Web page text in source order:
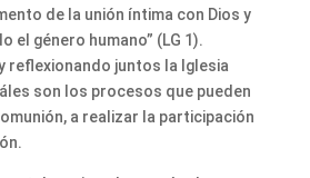
de la unión íntima con Dios y
el género humano” (LG 1).
reflexionando juntos la Iglesia
son los procesos que pueden
a realizar la participación